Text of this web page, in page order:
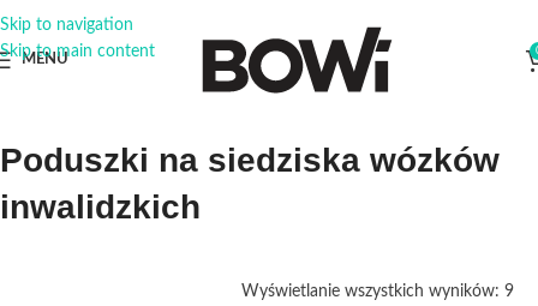
Skip to navigation
Skip to main content
MENU
Poduszki na siedziska wózków
inwalidzkich
Wyświetlanie wszystkich wyników: 9